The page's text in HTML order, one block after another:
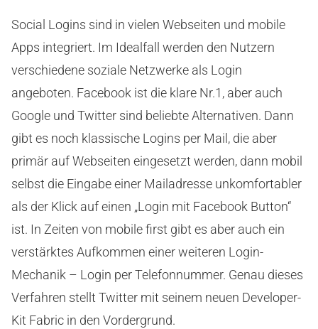
Social Logins sind in vielen Webseiten und mobile
Apps integriert. Im Idealfall werden den Nutzern
verschiedene soziale Netzwerke als Login
angeboten. Facebook ist die klare Nr.1, aber auch
Google und Twitter sind beliebte Alternativen. Dann
gibt es noch klassische Logins per Mail, die aber
primär auf Webseiten eingesetzt werden, dann mobil
selbst die Eingabe einer Mailadresse unkomfortabler
als der Klick auf einen „Login mit Facebook Button“
ist. In Zeiten von mobile first gibt es aber auch ein
verstärktes Aufkommen einer weiteren Login-
Mechanik – Login per Telefonnummer. Genau dieses
Verfahren stellt Twitter mit seinem neuen Developer-
Kit Fabric in den Vordergrund.